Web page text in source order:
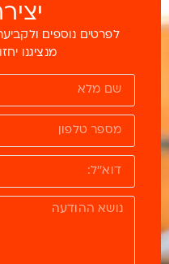
לפרטים נוספים
מנציגנו